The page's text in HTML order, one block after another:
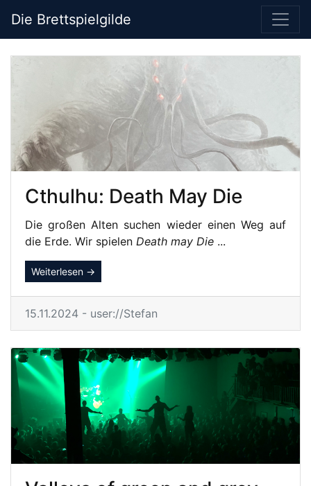
Die Brettspielgilde
Cthulhu: Death May Die
Die großen Alten suchen wieder einen Weg auf
die Erde. Wir spielen Death may Die ...
Weiterlesen →
15.11.2024 - user://Stefan